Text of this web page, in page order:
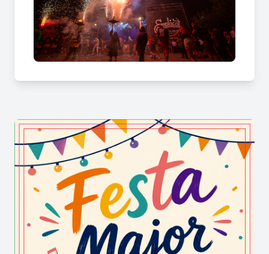
simbòlics i escenes de participació compartida
formen una imatge que no separa espectadors i
protagonistes.
identitat i participació
Festa Major de Cabrera de Mar reforça una
lectura oberta i viva de la celebració. No es tracta
només d’acumular activitats, sinó de generar
moments que quedin vinculats al record
col·lectiu del municipi.
Per què Emplaça't Festa Major de
Cabrera de Mar és una de les propostes
més singulars d'aquesta edició